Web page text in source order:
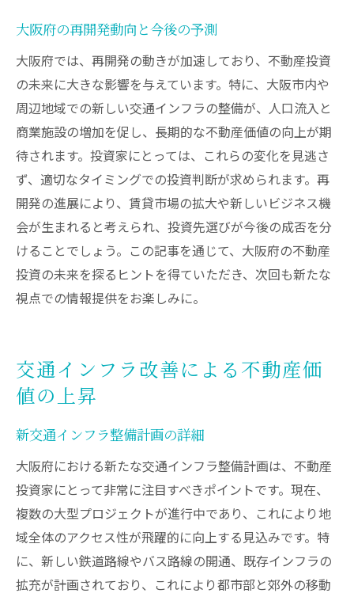
大阪府の再開発動向と今後の予測
大阪府では、再開発の動きが加速しており、不動産投資
の未来に大きな影響を与えています。特に、大阪市内や
周辺地域での新しい交通インフラの整備が、人口流入と
商業施設の増加を促し、長期的な不動産価値の向上が期
待されます。投資家にとっては、これらの変化を見逃さ
ず、適切なタイミングでの投資判断が求められます。再
開発の進展により、賃貸市場の拡大や新しいビジネス機
会が生まれると考えられ、投資先選びが今後の成否を分
けることでしょう。この記事を通じて、大阪府の不動産
投資の未来を探るヒントを得ていただき、次回も新たな
視点での情報提供をお楽しみに。
交通インフラ改善による不動産価
値の上昇
新交通インフラ整備計画の詳細
大阪府における新たな交通インフラ整備計画は、不動産
投資家にとって非常に注目すべきポイントです。現在、
複数の大型プロジェクトが進行中であり、これにより地
域全体のアクセス性が飛躍的に向上する見込みです。特
に、新しい鉄道路線やバス路線の開通、既存インフラの
拡充が計画されており、これにより都市部と郊外の移動